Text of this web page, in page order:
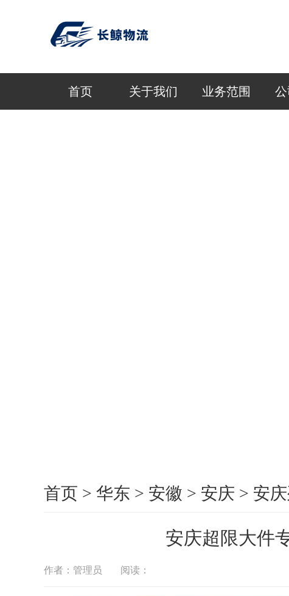
首页 关于我们 业务范围
首页 > 华东 > 安徽 > 安庆 > 安
安庆超限大件
作者：管理员 阅读：